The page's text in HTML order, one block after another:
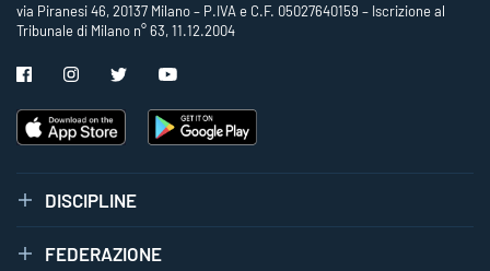
via Piranesi 46, 20137 Milano – P.IVA e C.F. 05027640159 – Iscrizione al
Tribunale di Milano n° 63, 11.12.2004
DISCIPLINE
FEDERAZIONE